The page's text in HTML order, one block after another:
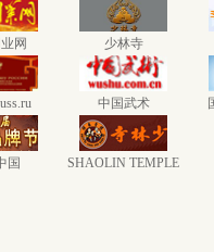
网 少林寺
中国武术
国 SHAOLIN TEMPLE